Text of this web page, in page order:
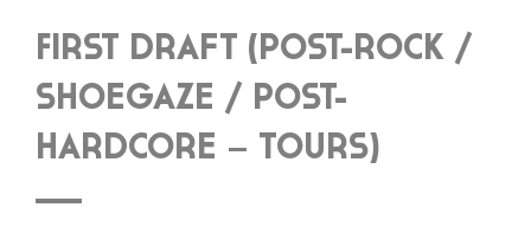
FIRST DRAFT (POST-ROCK /
SHOEGAZE / POST-
HARDCORE – TOURS)